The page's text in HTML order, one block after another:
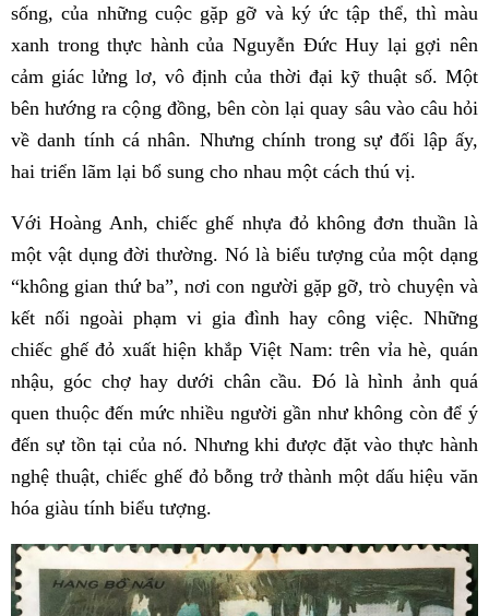
sống, của những cuộc gặp gỡ và ký ức tập thể, thì màu
xanh trong thực hành của Nguyễn Đức Huy lại gợi nên
cảm giác lửng lơ, vô định của thời đại kỹ thuật số. Một
bên hướng ra cộng đồng, bên còn lại quay sâu vào câu hỏi
về danh tính cá nhân. Nhưng chính trong sự đối lập ấy,
hai triển lãm lại bổ sung cho nhau một cách thú vị.
Với Hoàng Anh, chiếc ghế nhựa đỏ không đơn thuần là
một vật dụng đời thường. Nó là biểu tượng của một dạng
“không gian thứ ba”, nơi con người gặp gỡ, trò chuyện và
kết nối ngoài phạm vi gia đình hay công việc. Những
chiếc ghế đỏ xuất hiện khắp Việt Nam: trên vỉa hè, quán
nhậu, góc chợ hay dưới chân cầu. Đó là hình ảnh quá
quen thuộc đến mức nhiều người gần như không còn để ý
đến sự tồn tại của nó. Nhưng khi được đặt vào thực hành
nghệ thuật, chiếc ghế đỏ bỗng trở thành một dấu hiệu văn
hóa giàu tính biểu tượng.